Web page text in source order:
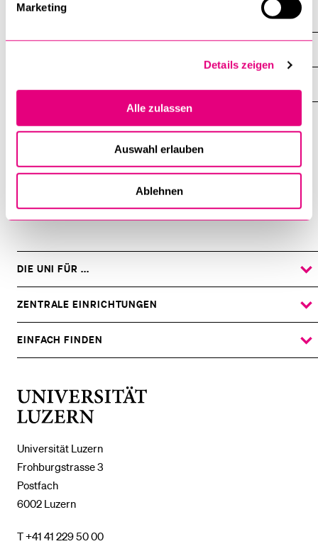
Marketing
Details zeigen
Alle zulassen
Auswahl erlauben
Ablehnen
Echogruppe
Hochschulsport
Luzern
Universität Luzern
Frohburgstrasse 3
Postfach
6002 Luzern
T +41 41 229 50 00
DIE UNI FÜR ...
ZEIGE
DAS
UNTERMENÜ
ZENTRALE EINRICHTUNGEN
ZEIGE
DAS
UNTERMENÜ
EINFACH FINDEN
ZEIGE
DAS